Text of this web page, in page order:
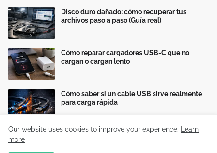
Disco duro dañado: cómo recuperar tus
archivos paso a paso (Guía real)
Cómo reparar cargadores USB-C que no
cargan o cargan lento
Cómo saber si un cable USB sirve realmente
para carga rápida
Our website uses cookies to improve your experience.
Learn
more